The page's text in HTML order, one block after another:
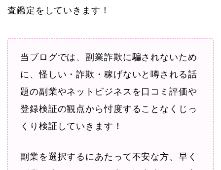
査鑑定をしていきます！
当ブログでは、副業詐欺に騙されないため
に、怪しい・詐欺・稼げないと噂される話
題の副業やネットビジネスを口コミ評価や
登録検証の観点から忖度することなくじっ
くり検証していきます！
副業を選択するにあたって不安な方、早く